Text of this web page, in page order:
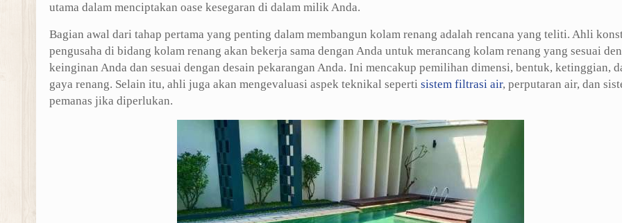
utama dalam menciptakan oase kesegaran di dalam milik Anda.
Bagian awal dari tahap pertama yang penting dalam membangun kolam renang adalah rencana yang teliti. Ahli
pengusaha di bidang kolam renang akan bekerja sama dengan Anda untuk merancang kolam renang yang sesuai
keinginan Anda dan sesuai dengan desain pekarangan Anda. Ini mencakup pemilihan dimensi, bentuk, ketinggian,
gaya renang. Selain itu, ahli juga akan mengevaluasi aspek teknikal seperti sistem filtrasi air, perputaran air, dan
pemanas jika diperlukan.